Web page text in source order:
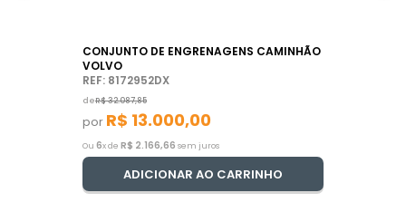
CONJUNTO DE ENGRENAGENS CAMINHÃO
VOLVO
REF: 8172952DX
deR$32.087,85
por R$ 13.000,00
Ou 6x de R$ 2.166,66 sem juros
ADICIONAR AO CARRINHO